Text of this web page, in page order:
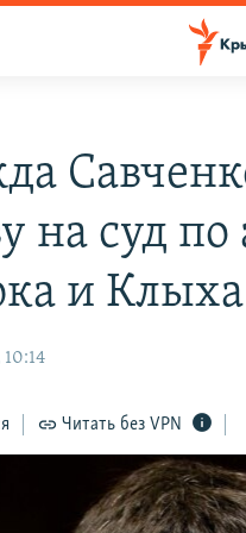
на суд по
и Клыха
10:14
Читать без VPN